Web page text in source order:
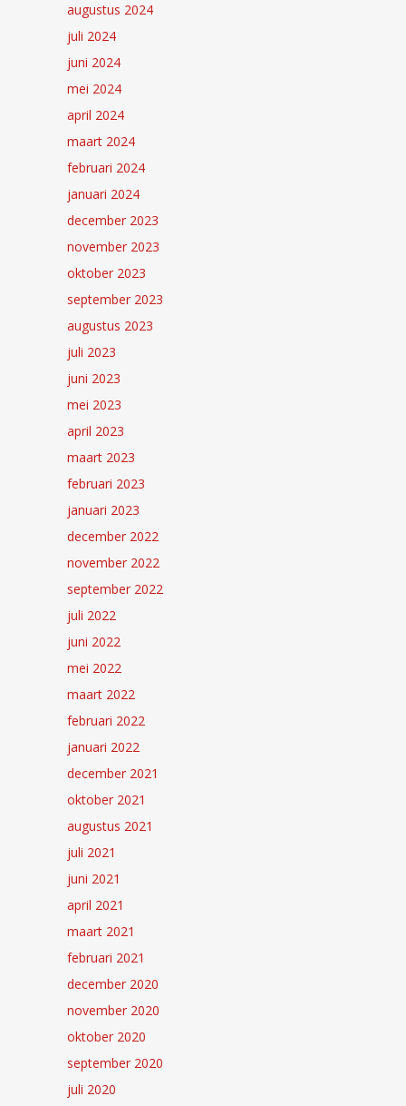
augustus 2024
juli 2024
juni 2024
mei 2024
april 2024
maart 2024
februari 2024
januari 2024
december 2023
november 2023
oktober 2023
september 2023
augustus 2023
juli 2023
juni 2023
mei 2023
april 2023
maart 2023
februari 2023
januari 2023
december 2022
november 2022
september 2022
juli 2022
juni 2022
mei 2022
maart 2022
februari 2022
januari 2022
december 2021
oktober 2021
augustus 2021
juli 2021
juni 2021
april 2021
maart 2021
februari 2021
december 2020
november 2020
oktober 2020
september 2020
juli 2020